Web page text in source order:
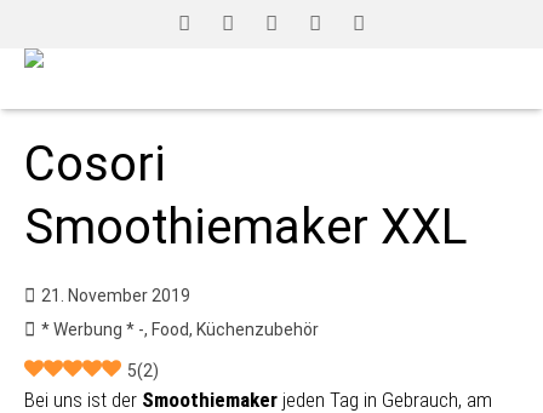
Cosori
Smoothiemaker XXL
21. November 2019
* Werbung * -, Food, Küchenzubehör
5(2)
Bei uns ist der Smoothiemaker jeden Tag in Gebrauch, am